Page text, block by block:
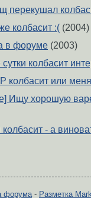
перекушал
колбасит :( (2004)
в форуме (2003)
колбасит
колбасит или
Ищу хорошую
- а
форума- Разметка